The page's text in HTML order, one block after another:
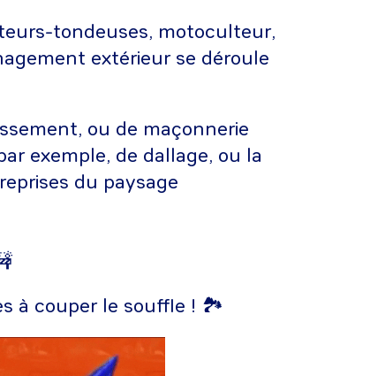
tondeuses, motoculteur,
extérieur se déroule
ou de maçonnerie
exemple, de dallage, ou la
du paysage
à couper le souffle ! 🏞️